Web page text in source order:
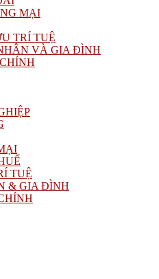
MẠI
TRÍ TUỆ
VÀ GIA ĐÌNH
TUỆ
& GIA ĐÌNH